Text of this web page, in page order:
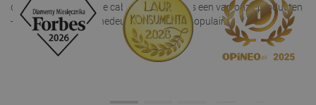
doucehdeuren voor de cabine
hebben. Kies een van onze producten
- de schuifbare douchedeuren zijn vooral populair.